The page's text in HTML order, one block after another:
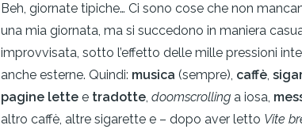
Beh, giornate tipiche… Ci sono cose che non
una mia giornata, ma si succedono in maniera
improvvisata, sotto l’effetto delle mille pressioni
anche esterne. Quindi: musica (sempre), caffè,
pagine lettee tradotte, doomscrollinga iosa,
altro caffè, altre sigarette e – dopo aver letto Vite